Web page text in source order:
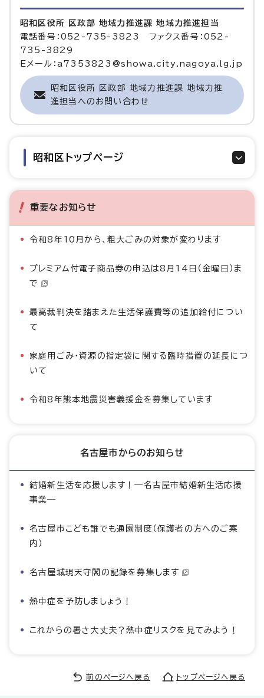
昭和区役所 区政部 地域力推進課 地域力推進担当
電話番号：052-735-3823 ファクス番号：052-
735-3829
Eメール：a7353823@showa.city.nagoya.lg.jp
昭和区役所 区政部 地域力推進課 地域力推
進担当へのお問い合わせ
昭和区トップページ
重要なお知らせ
令和8年10月から、粗大ごみの対象が変わります
プレミアム付電子商品券の申込は8月14日（金曜日）ま
で
最高裁判決を踏まえた生活保護費等の追加給付につい
て
家庭用ごみ・資源の指定袋に関する臨時措置の延長につ
いて
令和8年熊本地震災害義援金を募集しています
名古屋市からのお知らせ
結婚新生活を応援します！―名古屋市結婚新生活応援
事業―
名古屋市こども誰でも通園制度（保護者の方へのご案
内）
名古屋城現天守閣の記録を募集します
熱中症を予防しましょう！
これからの暑さ大丈夫？熱中症リスクを見てみよう！
前のページへ戻る トップページへ戻る